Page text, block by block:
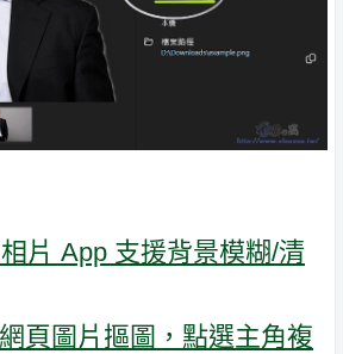
片 App 支援背景模糊/清
頁圖片摳圖，點選主角複